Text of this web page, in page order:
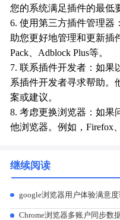
您的系统满足插件的最低
6. 使用第三方插件管理器
助您更好地管理和更新插
Pack、Adblock Plus等。
7. 联系插件开发者：如果
系插件开发者寻求帮助。
案或建议。
8. 考虑更换浏览器：如果
他浏览器。例如，Firefox
继续阅读
google浏览器用户体验满意
Chrome浏览器多账户同步数